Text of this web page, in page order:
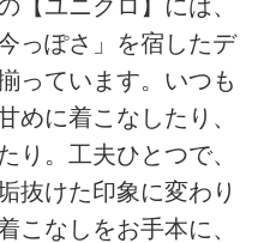
【ユニクロ】には、
っぽさ」を宿したデ
っています。いつも
めに着こなしたり、
り。工夫ひとつで、
抜けた印象に変わり
こなしをお手本に、